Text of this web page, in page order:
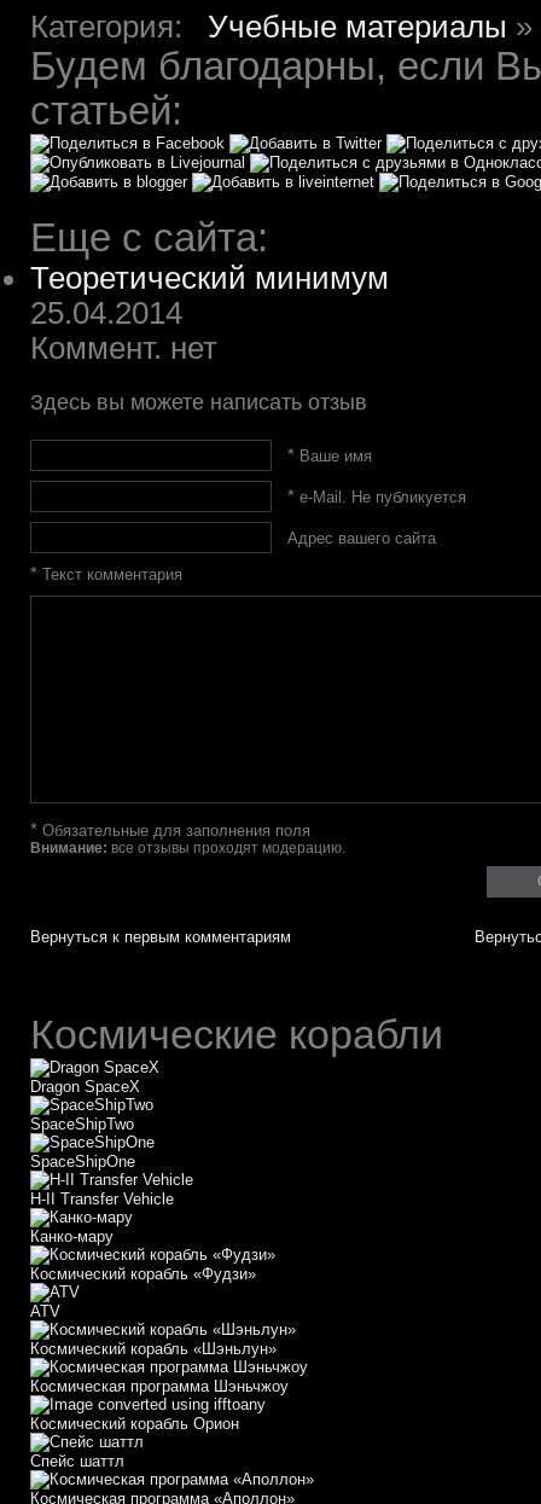
Категория: Учебные материалы »
Будем благодарны, если
статьей:
Еще с сайта:
Теоретический минимум
25.04.2014
Коммент. нет
Здесь вы можете написать отзыв
*Ваше имя
*e-Mail. Не публикуется
Адрес вашего сайта
* Текст комментария
* Обязательные для заполнения поля
Внимание: все отзывы проходят модерацию.
Вернуться к первым комментариям
Космические корабли
Dragon SpaceX
SpaceShipTwo
SpaceShipOne
H-II Transfer Vehicle
Канко-мару
Космический корабль «Фудзи»
АТV
Космический корабль «Шэньлун»
Космическая программа Шэньчжоу
Космический корабль Орион
Спейс шаттл
Космическая программа «Аполлон»